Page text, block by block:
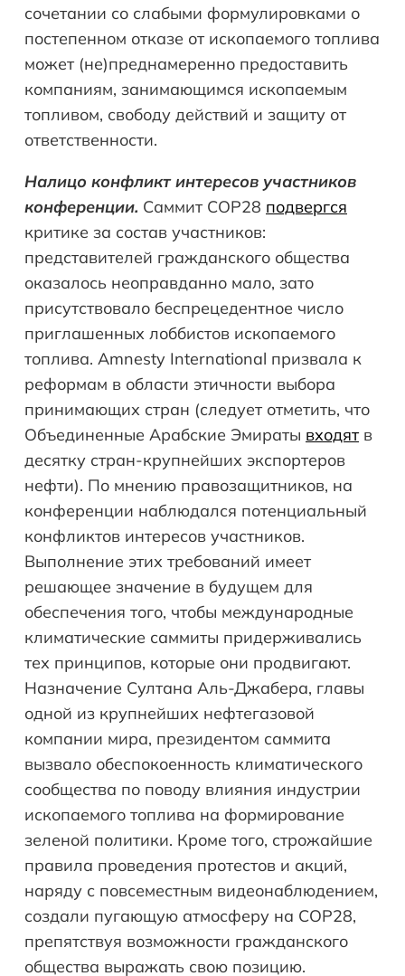
сочетании со слабыми формулировками о
постепенном отказе от ископаемого топлива
может (не)преднамеренно предоставить
компаниям, занимающимся ископаемым
топливом, свободу действий и защиту от
ответственности.
Налицо конфликт интересов участников
конференции. Саммит COP28 подвергся
критике за состав участников:
представителей гражданского общества
оказалось неоправданно мало, зато
присутствовало беспрецедентное число
приглашенных лоббистов ископаемого
топлива. Amnesty International призвала к
реформам в области этичности выбора
принимающих стран (следует отметить, что
Объединенные Арабские Эмираты входятв
десятку стран-крупнейших экспортеров
нефти). По мнению правозащитников, на
конференции наблюдался потенциальный
конфликтов интересов участников.
Выполнение этих требований имеет
решающее значение в будущем для
обеспечения того, чтобы международные
климатические саммиты придерживались
тех принципов, которые они продвигают.
Назначение Султана Аль-Джабера, главы
одной из крупнейших нефтегазовой
компании мира, президентом саммита
вызвало обеспокоенность климатического
сообщества по поводу влияния индустрии
ископаемого топлива на формирование
зеленой политики. Кроме того, строжайшие
правила проведения протестов и акций,
наряду с повсеместным видеонаблюдением,
создали пугающую атмосферу на COP28,
препятствуя возможности гражданского
общества выражать свою позицию.